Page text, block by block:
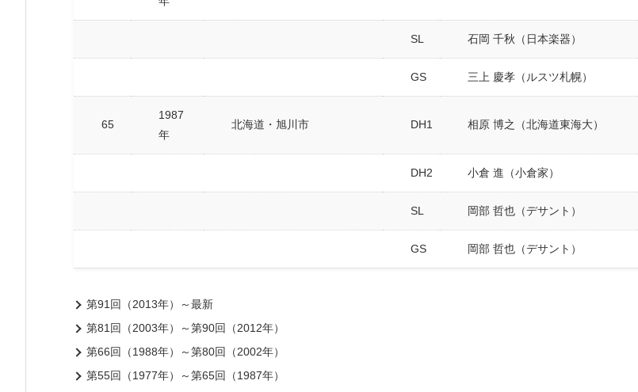
SL 石岡 千秋（日本楽器）
GS 三上 慶孝（ルスツ札幌）
65
1987
年
北海道・旭川市 DH1 相原 博之（北海道東海大）
DH2 小倉 進（小倉家）
SL 岡部 哲也（デサント）
GS 岡部 哲也（デサント）
第91回（2013年）～最新
第81回（2003年）～第90回（2012年）
第66回（1988年）～第80回（2002年）
第55回（1977年）～第65回（1987年）